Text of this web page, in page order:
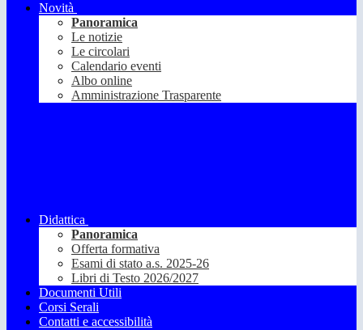
Novità
Panoramica
Le notizie
Le circolari
Calendario eventi
Albo online
Amministrazione Trasparente
Didattica
Panoramica
Offerta formativa
Esami di stato a.s. 2025-26
Libri di Testo 2026/2027
Documenti Utili
Corsi Serali
Contatti e accessibilità